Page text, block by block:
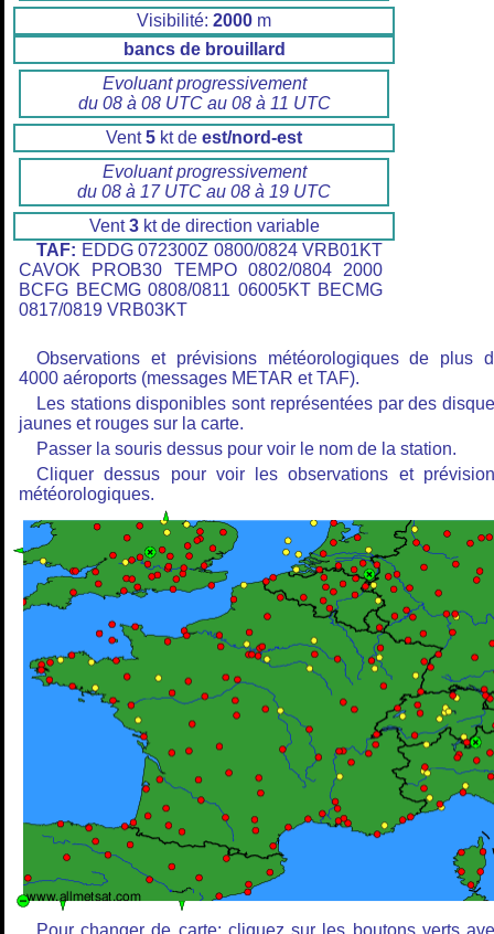
Visibilité: 2000 m
bancs de brouillard
Evoluant progressivement
du 08 à 08 UTC au 08 à 11 UTC
Vent5 kt de est/nord-est
Evoluant progressivement
du 08 à 17 UTC au 08 à 19 UTC
Vent3kt de direction variable
TAF: EDDG 072300Z 0800/0824 VRB01KT
CAVOK PROB30 TEMPO 0802/0804 2000
BCFG BECMG 0808/0811 06005KT BECMG
0817/0819 VRB03KT
Observations et prévisions météorologiques de plus
4000 aéroports (messages METAR et TAF).
Les stations disponibles sont représentées par des
jaunes et rouges sur la carte.
Passer la souris dessus pour voir le nom de la station.
Cliquer dessus pour voir les observations et
météorologiques.